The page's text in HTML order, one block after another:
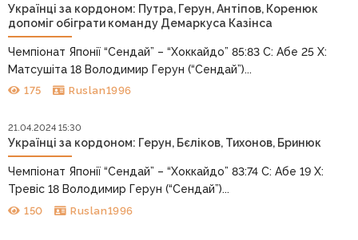
Українці за кордоном: Путра, Герун, Антіпов, Коренюк
допоміг обіграти команду Демаркуса Казінса
Чемпіонат Японії “Сендай” – “Хоккайдо” 85:83 С: Абе 25 Х:
Матсушіта 18 Володимир Герун (“Сендай”)...
175 Ruslan1996
21.04.2024 15:30
Українці за кордоном: Герун, Бєліков, Тихонов, Бринюк
Чемпіонат Японії “Сендай” – “Хоккайдо” 83:74 С: Абе 19 Х:
Тревіс 18 Володимир Герун (“Сендай”)...
150 Ruslan1996